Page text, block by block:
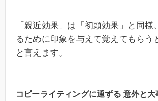
「親近効果」は「初頭効果」と同様
るために印象を与えて覚えてもらう
と言えます。
コピーライティングに通ずる 意外と